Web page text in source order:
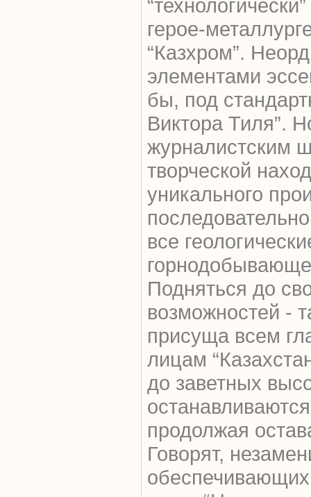
герое-
“Казхром”.
элементами
бы, под
Виктора Тиля”.
журналистским
творческой
уникального
все
Подняться до
возможностей -
присуща всем
лицам
до заветных
продолжая
Говорят,